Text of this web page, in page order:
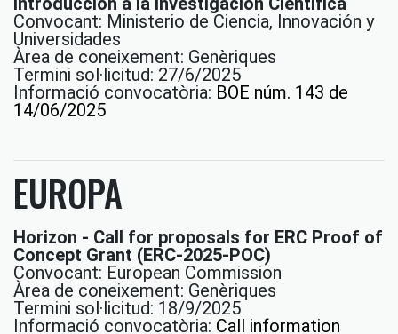
Convocant: Ministerio de Ciencia, Innovación y
Universidades
Àrea de coneixement: Genèriques
Termini sol·licitud: 27/6/2025
Informació convocatòria: BOE núm. 143 de
14/06/2025
EUROPA
Horizon - Call for proposals for ERC Proof of
Concept Grant (ERC-2025-POC)
Convocant: European Commission
Àrea de coneixement: Genèriques
Termini sol·licitud: 18/9/2025
Informació convocatòria: Call information